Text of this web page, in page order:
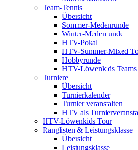
Team-Tennis
Übersicht
Sommer-Medenrunde
Winter-Medenrunde
HTV-Pokal
HTV-Summer-Mixed
Hobbyrunde
HTV-Löwenkids
Turniere
Übersicht
Turnierkalender
Turnier veranstalten
HTV als
HTV-Löwenkids Tour
Ranglisten & Leistungsklasse
Übersicht
Leistungsklasse